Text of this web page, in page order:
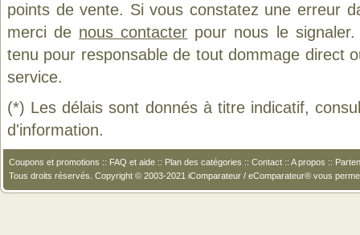
points de vente. Si vous constatez une erreur
merci de nous contacter pour nous le
tenu pour responsable de tout dommage direct
service.
(*) Les délais sont donnés à titre indicatif,
d'information.
Coupons et promotions :: FAQ et aide :: Plan des catégories :: Contact :: A propos ::
Tous droits réservés. Copyright © 2003-2021 iComparateur / eComparateur® vous